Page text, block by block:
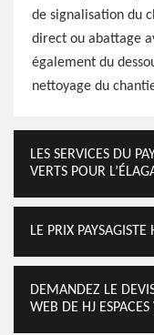
de signalisation du
direct ou abattage
également du
nettoyage du
LES SERVICES DU
VERTS POUR
LE PRIX PAYSAGISTE
DEMANDEZ LE
WEB DE HJ ESPACES